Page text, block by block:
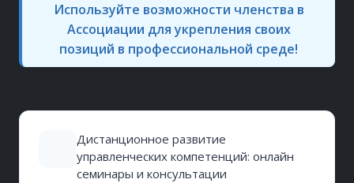
Используйте возможности членства в
Ассоциации для укрепления своих
позиций в профессиональной среде!
Дистанционное развитие
управленческих компетенций: онлайн
семинары и консультации